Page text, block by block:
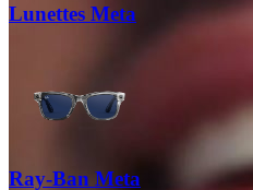
Lunettes Meta
Ray-Ban Meta